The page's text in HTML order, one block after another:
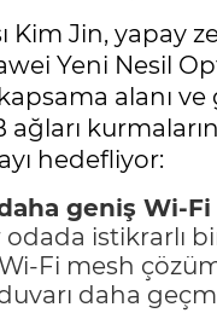
Kim Jin, yapay
Yeni Nesil
alanı
hedefliyor:
geniş Wi-Fi
istikrarlı
Fi mesh
daha